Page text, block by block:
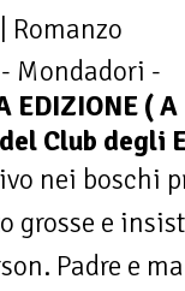
| Romanzo
- Mondadori -
EDIZIONE ( A
Club degli
nei boschi
grosse e
Padre e